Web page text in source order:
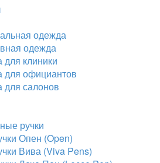
одежда
одежда
клиники
для официантов
салонов
ручки
Опен (Open)
Вива (Viva Pens)